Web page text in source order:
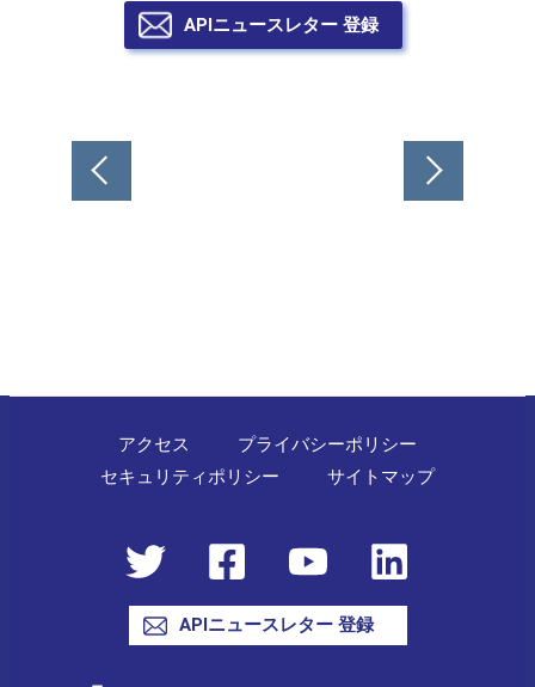
APIニュースレター 登録
アクセス
プライバシーポリシー
セキュリティポリシー
サイトマップ
APIニュースレター 登録